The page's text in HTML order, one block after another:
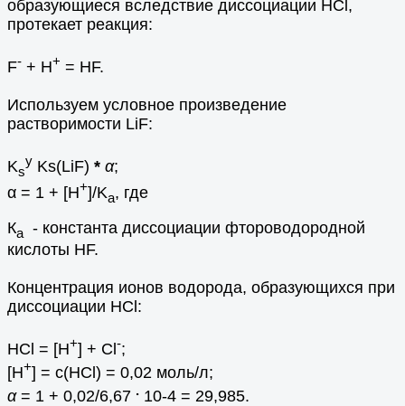
образующиеся вследствие диссоциации HCl,
протекает реакция:
F- + H+ = HF.
Используем условное произведение
растворимости LiF:
Ks
y Ks(LiF) * α;
α = 1 + [H+]/Ka, где
Кa - константа диссоциации фтороводородной
кислоты НF.
Концентрация ионов водорода, образующихся при
диссоциации HCl:
HCl = [H+] + Cl-;
[H+] = c(HCl) = 0,02 моль/л;
α= 1 + 0,02/6,67 . 10-4 = 29,985.